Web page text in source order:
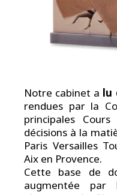
Notre cabinet a lu
rendues par la
principales
décisions à la
Paris Versailles
Aix en Provence.
Cette base de
augmentée par